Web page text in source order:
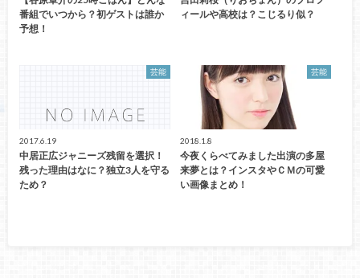
番組でいつから？初ゲストは誰か
予想！
ィールや高校は？こじるり似？
芸能
2017.6.19
中居正広ジャニーズ残留を選択！
残った理由はなに？独立3人を守る
ため？
芸能
2018.1.8
今夜くらべてみました出演の多屋
来夢とは？インスタやＣＭの可愛
い画像まとめ！